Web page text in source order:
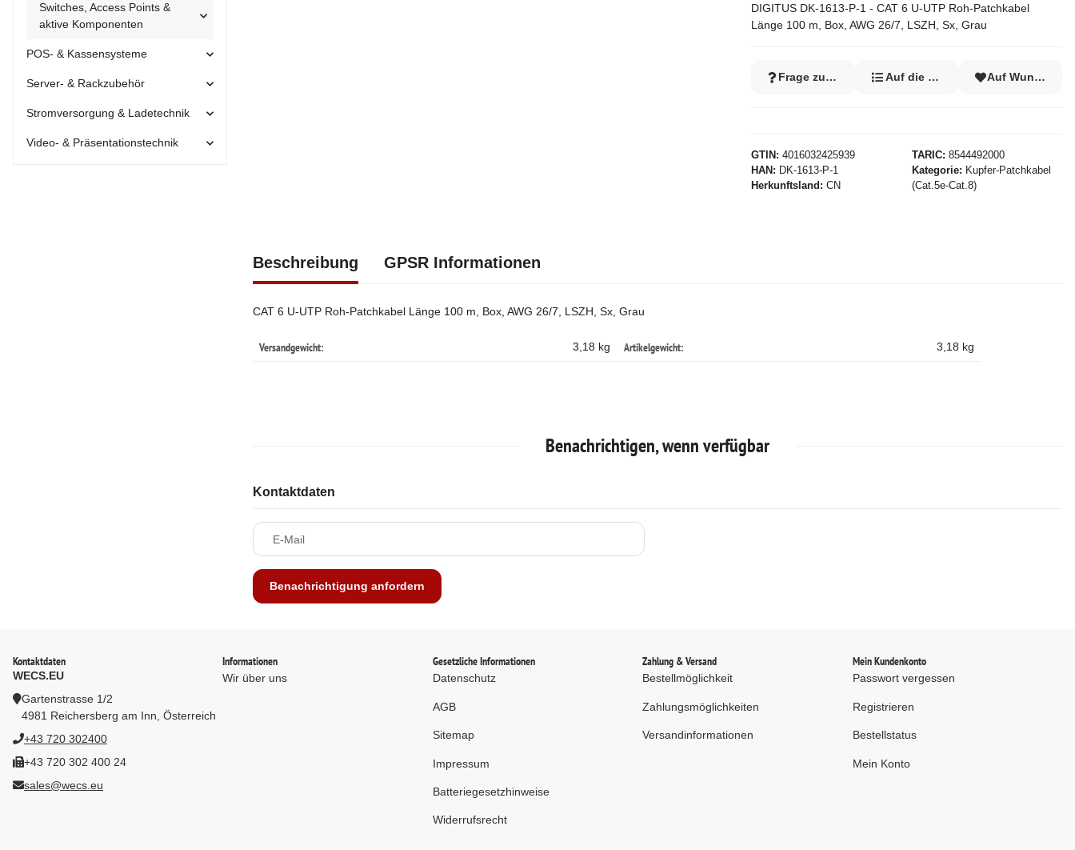
GTIN
4016032425939
HAN
DK-1613-P-1
Herkunftsland
CN
TARIC 8544492000
Kategorie
Kupfer-Patchkabel
(Cat.5e-Cat.8)
DIGITUS DK-1613-P-1 - CAT 6 U-UTP Roh-Patchkabel
Länge 100 m, Box, AWG 26/7, LSZH, Sx, Grau
Frage zum Artikel Auf die Vergleichsliste
Auf
Beschreibung GPSR Informationen
CAT 6 U-UTP Roh-Patchkabel Länge 100 m, Box, AWG 26/7, LSZH, Sx, Grau
Versandgewicht: 3,18 kg Artikelgewicht: 3,18 kg
Benachrichtigen, wenn verfügbar
Kontaktdaten
E-Mail
Benachrichtigung anfordern
Switches, Access Points &
aktive Komponenten
POS- & Kassensysteme
Server- & Rackzubehör
Stromversorgung & Ladetechnik
Video- & Präsentationstechnik
Kontaktdaten
WECS.EU
Gartenstrasse 1/2
4981 Reichersberg am Inn, Österreich
+43 720 302400
+43 720 302 400 24
sales@wecs.eu
Informationen
Wir über uns
Gesetzliche Informationen
Datenschutz
AGB
Sitemap
Impressum
Batteriegesetzhinweise
Widerrufsrecht
Zahlung & Versand
Bestellmöglichkeit
Zahlungsmöglichkeiten
Versandinformationen
Mein Kundenkonto
Passwort vergessen
Registrieren
Bestellstatus
Mein Konto